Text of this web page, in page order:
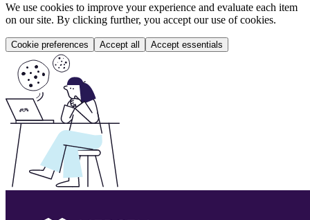
We use cookies to improve your experience and evaluate each item
on our site. By clicking further, you accept our use of cookies.
Cookie preferences Accept all Accept essentials